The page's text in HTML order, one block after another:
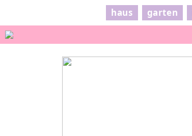
haus garten